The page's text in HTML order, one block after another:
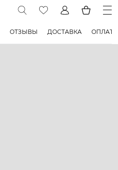
ОТЗЫВЫ ДОСТАВКА ОПЛАТА